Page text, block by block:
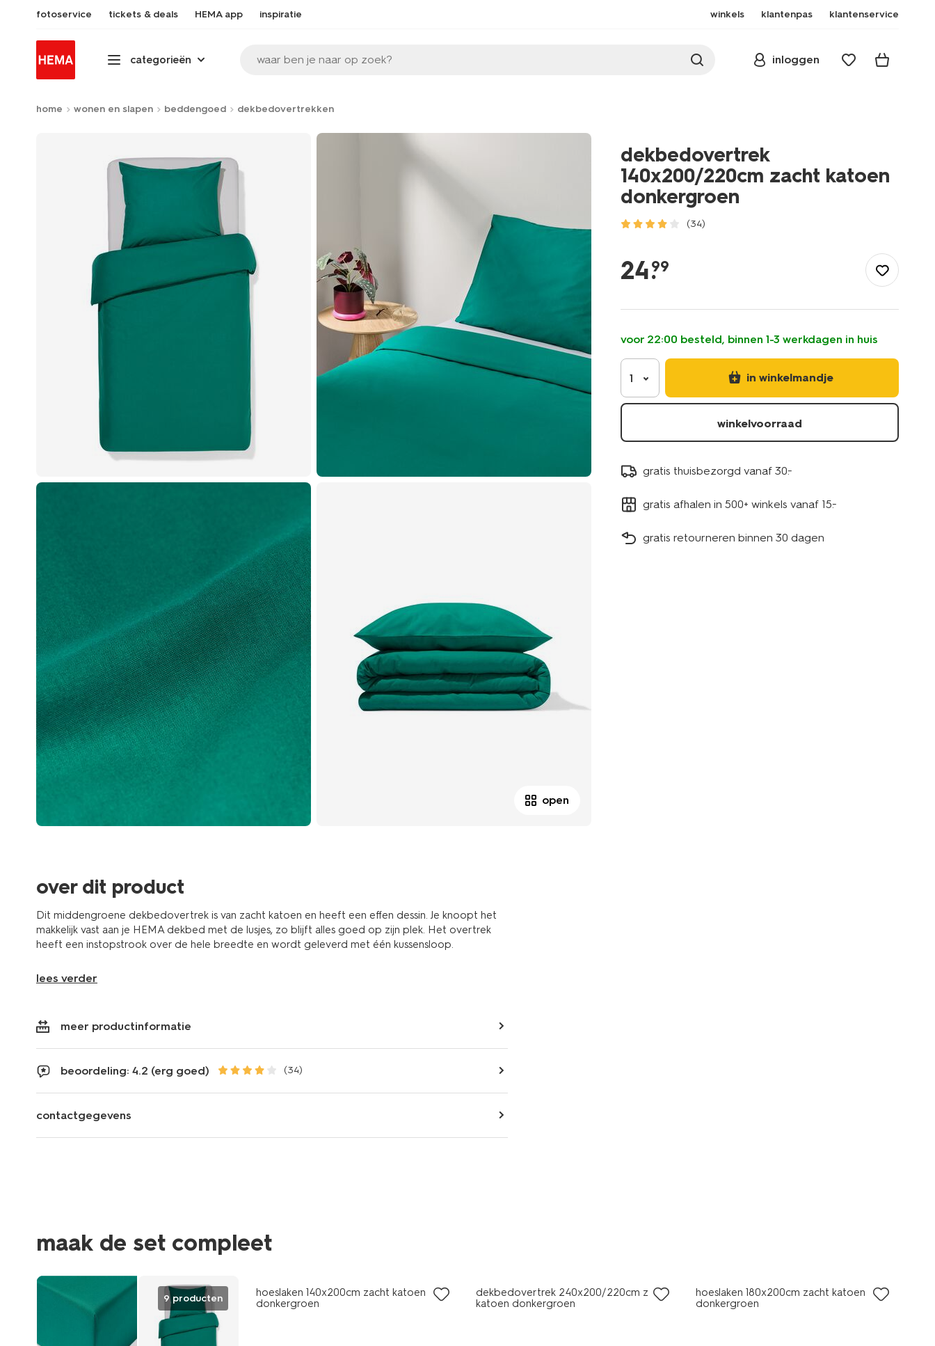
fotoservice tickets & deals HEMA app inspiratie winkels klantenpas klantenservice
categorieën waar ben je naar op zoek? inloggen
home wonen en slapen beddengoed dekbedovertrekken
open
over dit product
Dit middengroene dekbedovertrek is van zacht katoen en heeft een effen dessin. Je knoopt het
makkelijk vast aan je HEMA dekbed met de lusjes, zo blijft alles goed op zijn plek. Het overtrek
heeft een instopstrook over de hele breedte en wordt geleverd met één kussensloop.
lees verder
meer productinformatie
beoordeling: 4.2 (erg goed) (34)
contactgegevens
dekbedovertrek
140x200/220cm zacht katoen
donkergroen
(34)
140x200%2F220cm-
24.
99
voor 22:00 besteld, binnen 1-3 werkdagen in huis
1 in winkelmandje
winkelvoorraad
gratis thuisbezorgd vanaf 30.-
gratis afhalen in 500+ winkels vanaf 15.-
gratis retourneren binnen 30 dagen
maak de set compleet
9 producten
hoeslaken 140x200cm zacht katoen
donkergroen
dekbedovertrek 240x200/220cm zacht
katoen donkergroen
hoeslaken 180x200cm zacht katoen
donkergroen